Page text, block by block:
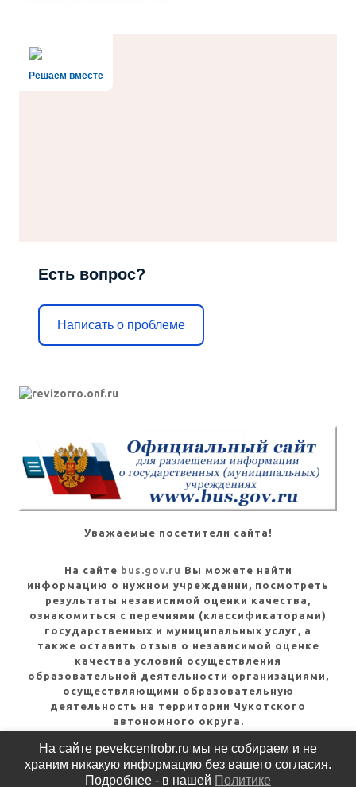
Решаем вместе
Есть вопрос?
Написать о проблеме
Уважаемые посетители сайта!
На сайте bus.gov.ru Вы можете найти
информацию о нужном учреждении, посмотреть
результаты независимой оценки качества,
ознакомиться с перечнями (классификаторами)
государственных и муниципальных услуг, а
также оставить отзыв о независимой оценке
качества условий осуществления
образовательной деятельности организациями,
осуществляющими образовательную
деятельность на территории Чукотского
автономного округа.
Посмотреть инструкцию
На сайте pevekcentrobr.ru мы не собираем и не
храним никакую информацию без вашего согласия.
Подробнее - в нашей Политике